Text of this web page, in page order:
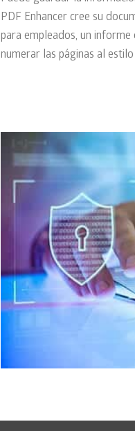
PDF Enhancer cree su
para empleados, un
numerar las páginas al